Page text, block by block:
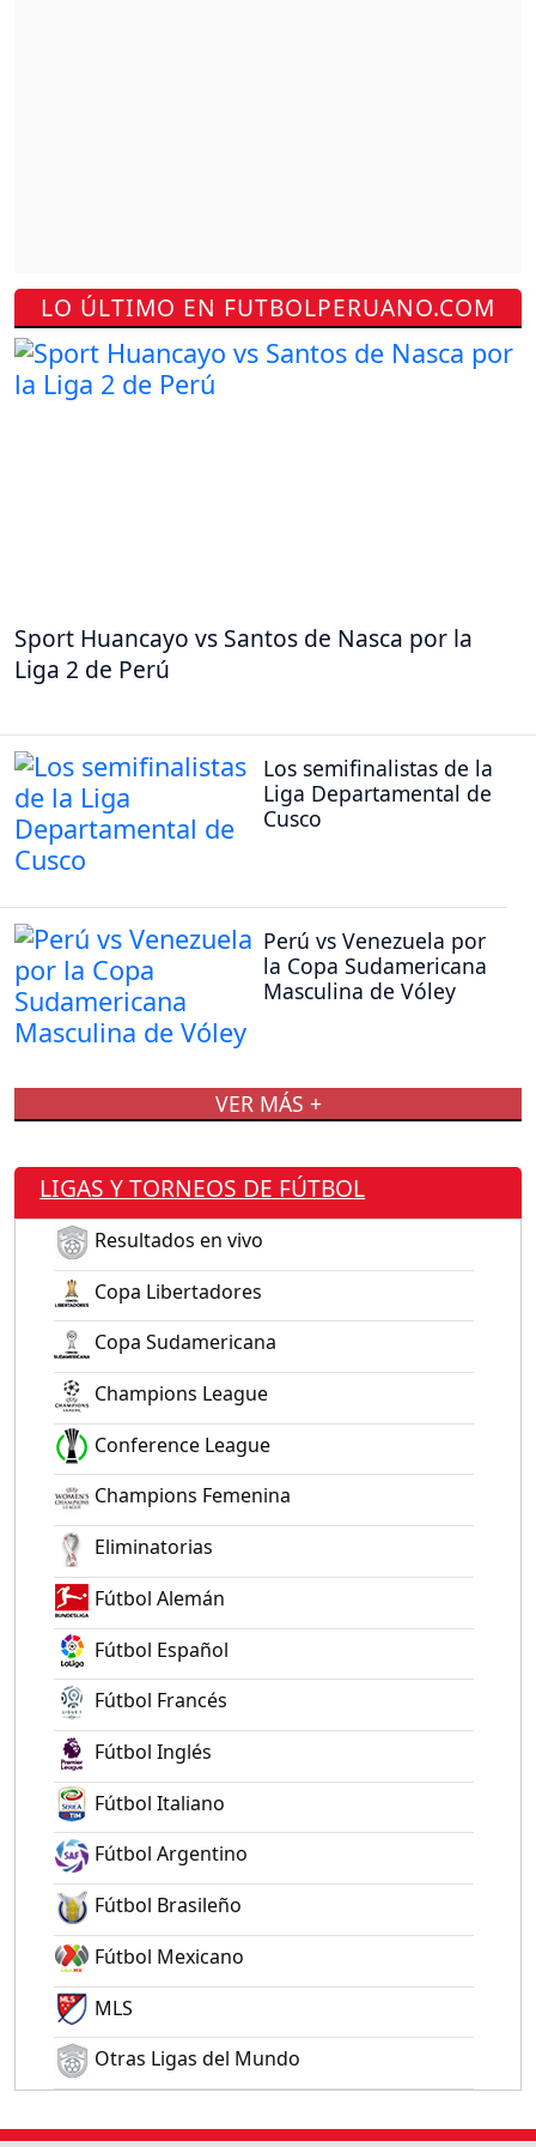
LO ÚLTIMO EN FUTBOLPERUANO.COM
Sport Huancayo vs Santos de Nasca por la
Liga 2 de Perú
Los semifinalistas de la
Liga Departamental de
Cusco
Perú vs Venezuela por
la Copa Sudamericana
Masculina de Vóley
VER MÁS +
LIGAS Y TORNEOS DE FÚTBOL
Resultados en vivo
Copa Libertadores
Copa Sudamericana
Champions League
Conference League
Champions Femenina
Eliminatorias
Fútbol Alemán
Fútbol Español
Fútbol Francés
Fútbol Inglés
Fútbol Italiano
Fútbol Argentino
Fútbol Brasileño
Fútbol Mexicano
MLS
Otras Ligas del Mundo